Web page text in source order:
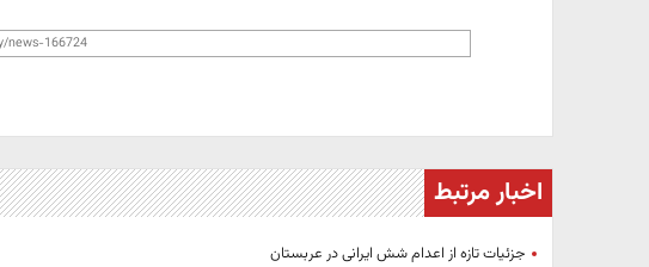
اخبار مرتبط
جزئیات تازه از اعدام شش ایرانی در عربستان